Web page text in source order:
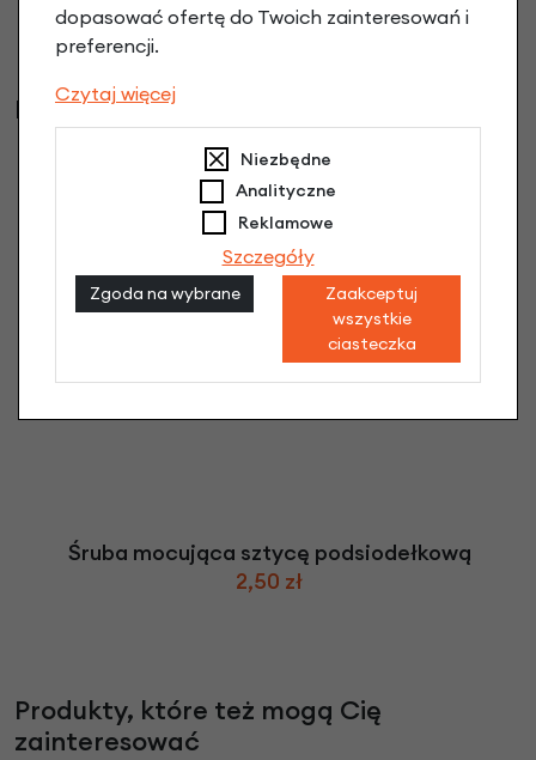
Najczęściej kupowane
Śruba mocująca sztycę podsiodełkową
2,50 zł
Produkty, które też mogą Cię
zainteresować
dopasować ofertę do Twoich zainteresowań i
preferencji.
Czytaj więcej
Niezbędne
Analityczne
Reklamowe
Szczegóły
Zgoda na wybrane
Zaakceptuj
wszystkie
ciasteczka